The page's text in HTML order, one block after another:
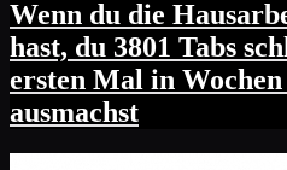
Wenn du die
hast, du 3801 Tabs
ersten Mal in
ausmachst